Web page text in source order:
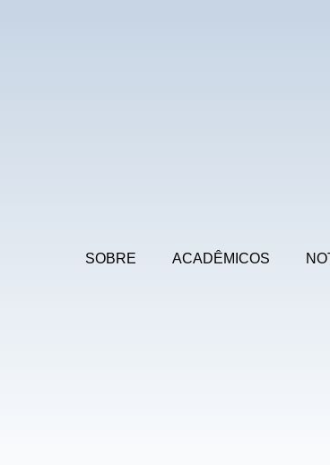
SOBRE ACADÊMICOS